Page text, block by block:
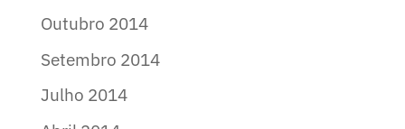
Outubro 2014
Setembro 2014
Julho 2014